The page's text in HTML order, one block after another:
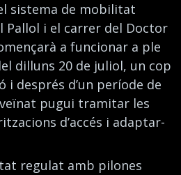
sistema de mobilitat
Pallol i el carrer del Doctor
a funcionar a ple
dilluns 20 de juliol, un cop
i després d’un període de
pugui tramitar les
d’accés i adaptar-
regulat amb pilones